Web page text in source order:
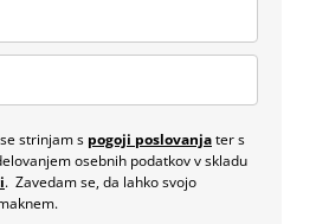
strinjam s pogoji poslovanjater s
osebnih podatkov v skladu
. Zavedam se, da lahko svojo